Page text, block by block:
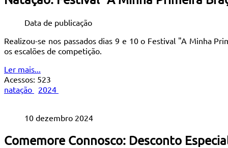
Data de publicação
Realizou-se nos passados dias 9 e 10 o Festival "A Minha
os escalões de competição.
Ler mais...
Acessos: 523
natação
2024
10 dezembro 2024
Comemore Connosco: Desconto